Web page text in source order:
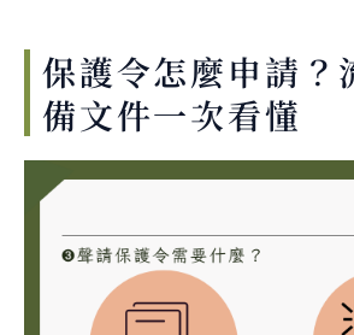
保護令怎麼申請？
備文件一次看懂